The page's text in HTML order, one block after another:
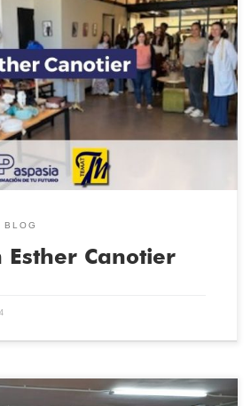
y Moda de la Escuela Técnica de Moda
de Alta Costura de Esther Canotier.
son los procesos de creación de los
su concepción hasta su ejecución.
a medida y […]
BLOG
Esther Canotier